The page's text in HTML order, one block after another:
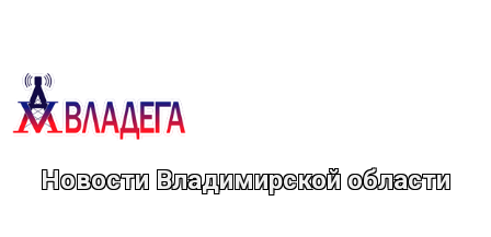
Новости Владимирской области